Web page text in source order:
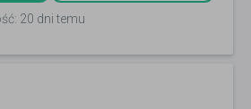
20 dni temu